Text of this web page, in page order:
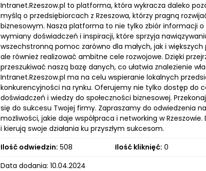
Intranet.Rzeszow.pl to platforma, która wykracza daleko
myślą o przedsiębiorcach z Rzeszowa, którzy pragną
biznesowym. Nasza platforma to nie tylko zbiór informacji
wymiany doświadczeń i inspiracji, które sprzyja
wszechstronną pomoc zarówno dla małych, jak i
ale również realizować ambitne cele rozwojowe. Dzięki
przeszukiwać naszą bazę danych, co ułatwia znalezienie
Intranet.Rzeszow.pl ma na celu wspieranie lokalnych
konkurencyjności na rynku. Oferujemy nie tylko dostęp do
doświadczeń i wiedzy do społeczności biznesowej.
się do sukcesu Twojej firmy. Zapraszamy do odwiedzenia
możliwości, jakie daje współpraca i networking w
i kierują swoje działania ku przyszłym sukcesom.
Ilość odwiedzin: 508 Ilość kliknięć: 0
Data dodania: 10.04.2024